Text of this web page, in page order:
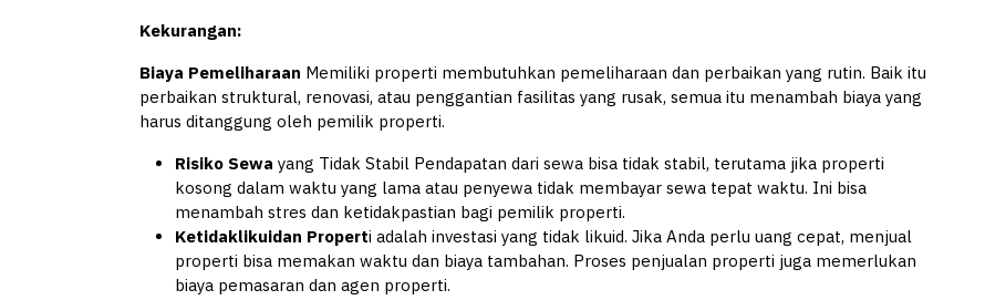
Kekurangan:
Biaya Pemeliharaan Memiliki properti membutuhkan pemeliharaan dan perbaikan yang rutin. Baik itu
perbaikan struktural, renovasi, atau penggantian fasilitas yang rusak, semua itu menambah biaya yang
harus ditanggung oleh pemilik properti.
Risiko Sewa yang Tidak Stabil Pendapatan dari sewa bisa tidak stabil, terutama jika properti
kosong dalam waktu yang lama atau penyewa tidak membayar sewa tepat waktu. Ini bisa
menambah stres dan ketidakpastian bagi pemilik properti.
Ketidaklikuidan Properti adalah investasi yang tidak likuid. Jika Anda perlu uang cepat, menjual
properti bisa memakan waktu dan biaya tambahan. Proses penjualan properti juga memerlukan
biaya pemasaran dan agen properti.